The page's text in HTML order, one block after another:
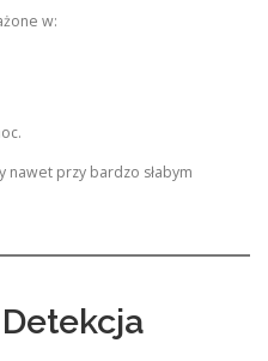
w:
nawet przy bardzo słabym